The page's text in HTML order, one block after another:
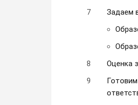
Задаем
Оценка